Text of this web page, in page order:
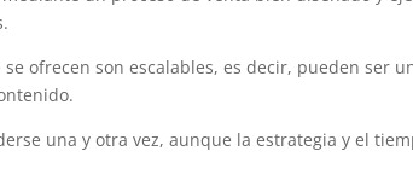
ofrecen son escalables, es decir, pueden ser
una y otra vez, aunque la estrategia y el